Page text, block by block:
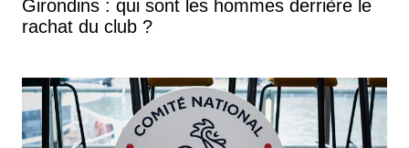
Girondins : qui sont les hommes derrière le
rachat du club ?